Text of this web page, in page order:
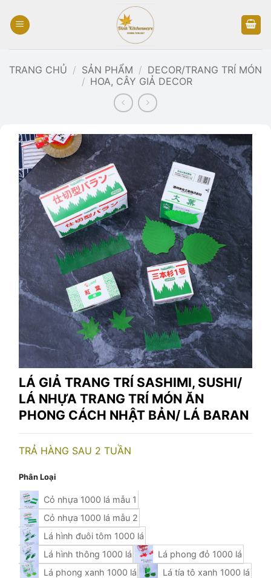
qua
dung
TRANG CHỦ / SẢN PHẨM / DECOR/TRANG TRÍ MÓN
/ HOA, CÂY GIẢ DECOR
LÁ GIẢ TRANG TRÍ SASHIMI, SUSHI/
LÁ NHỰA TRANG TRÍ MÓN ĂN
PHONG CÁCH NHẬT BẢN/ LÁ BARAN
TRẢ HÀNG SAU 2 TUẦN
Phân Loại
Cỏ nhựa 1000 lá mẫu 1
Cỏ nhựa 1000 lá mẫu 2
Lá hình đuôi tôm 1000 lá
Lá hình thông 1000 lá
Lá phong đỏ 1000 lá
Lá phong xanh 1000 lá
Lá tía tô xanh 1000 lá